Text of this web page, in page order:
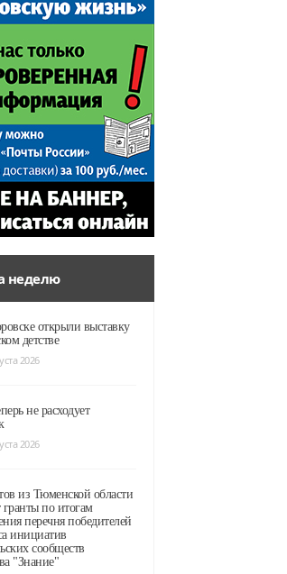
неделю
открыли выставку
детстве
2026
не расходует
2026
из Тюменской области
гранты по итогам
перечня победителей
инициатив
сообществ
"Знание"